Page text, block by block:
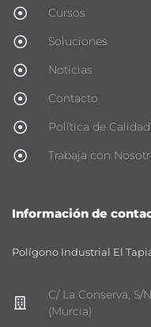
Cursos
Soluciones
Noticias
Contacto
Política de Calidad
Trabaja con
Información de
Polígono Industrial El
C/ La Conserva, S/
(Murcia)